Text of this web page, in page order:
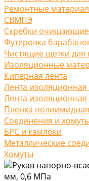
Ремонтные
СВМПЭ
Скребки очищающие
Футеровка
Чистящие щетки для
Изоляционные
Киперная лента
Лента
Лента
Пленка полиимидная
Соединения и
БРС и камлоки
Металлические
Хомуты